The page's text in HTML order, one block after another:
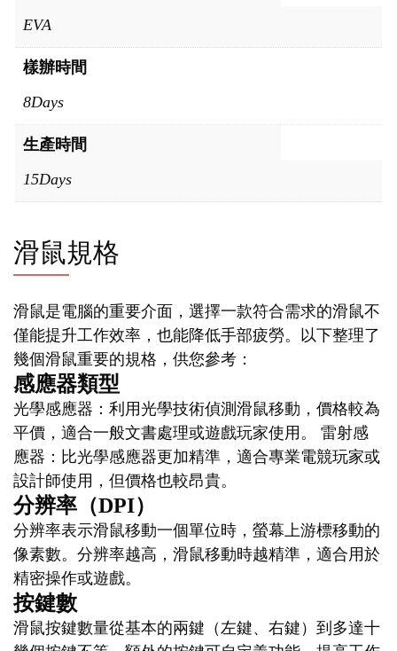
EVA
樣辦時間
8Days
生產時間
15Days
滑鼠規格
滑鼠是電腦的重要介面，選擇一款符合需求的滑鼠不
僅能提升工作效率，也能降低手部疲勞。以下整理了
幾個滑鼠重要的規格，供您參考：
感應器類型
光學感應器：利用光學技術偵測滑鼠移動，價格較為
平價，適合一般文書處理或遊戲玩家使用。 雷射感
應器：比光學感應器更加精準，適合專業電競玩家或
設計師使用，但價格也較昂貴。
分辨率（DPI）
分辨率表示滑鼠移動一個單位時，螢幕上游標移動的
像素數。分辨率越高，滑鼠移動時越精準，適合用於
精密操作或遊戲。
按鍵數
滑鼠按鍵數量從基本的兩鍵（左鍵、右鍵）到多達十